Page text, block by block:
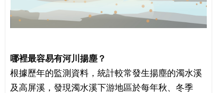
哪裡最容易有河川揚塵？
根據歷年的監測資料，統計較常發生揚塵的濁水溪
及高屏溪，發現濁水溪下游地區於每年秋、冬季